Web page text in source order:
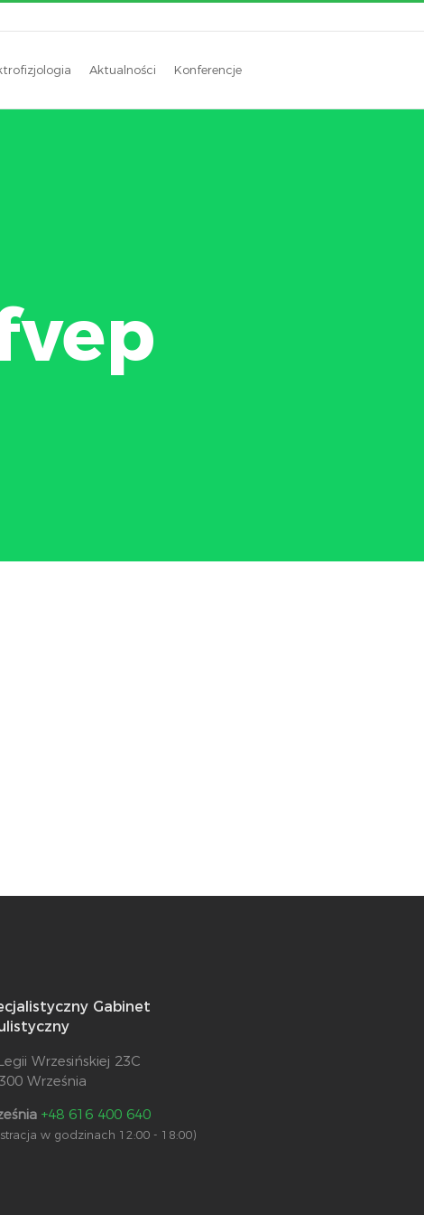
Aktualności Konferencje
Gabinet
Wrzesińskiej 23C
Września
+48 616 400 640
w godzinach 12:00 - 18:00)